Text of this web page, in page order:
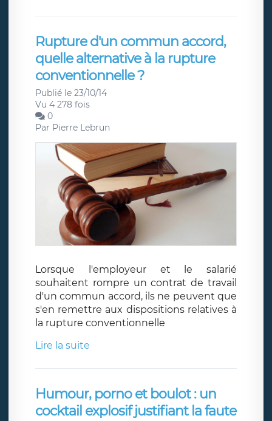
Rupture d'un commun accord,
quelle alternative à la rupture
conventionnelle ?
Publié le 23/10/14
Vu 4 278 fois
0
Par Pierre Lebrun
Lorsque l'employeur et le salarié
souhaitent rompre un contrat de travail
d'un commun accord, ils ne peuvent que
s'en remettre aux dispositions relatives à
la rupture conventionnelle
Lire la suite
Humour, porno et boulot : un
cocktail explosif justifiant la faute